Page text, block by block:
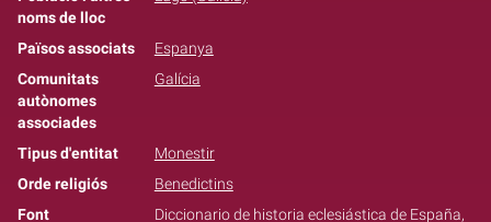
noms de lloc
Països associats
Espanya
Comunitats
autònomes
associades
Galícia
Tipus d'entitat
Monestir
Orde religiós
Benedictins
Font
Diccionario de historia eclesiástica de España,